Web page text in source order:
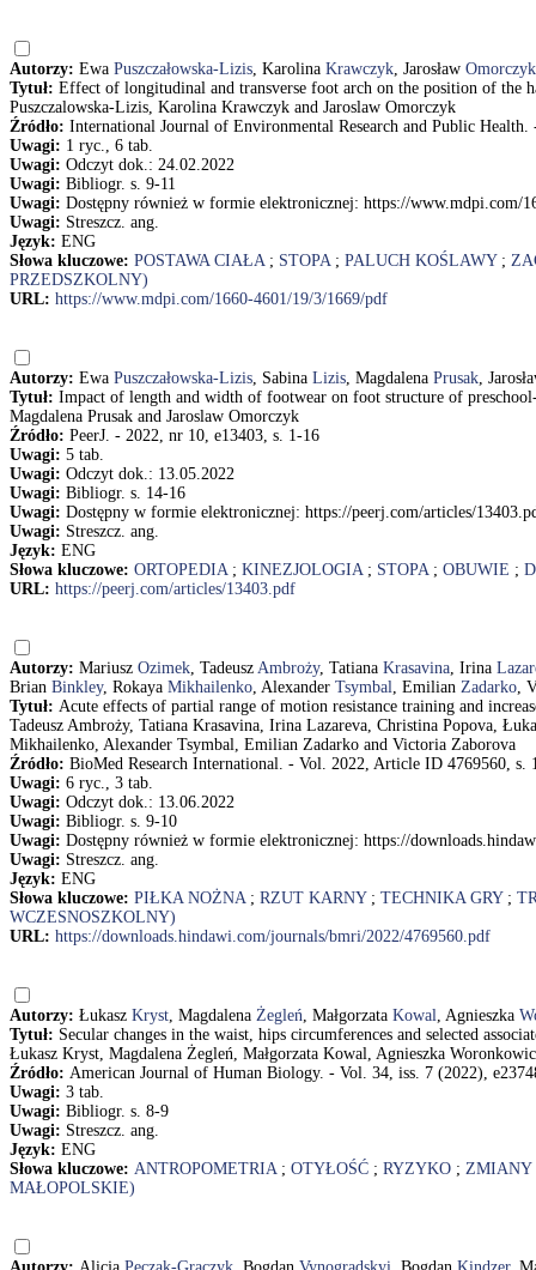
Autorzy: Ewa Puszczałowska-Lizis, Karolina Krawczyk, Jarosław Omorczyk
Tytuł: Effect of longitudinal and transverse foot arch on the position of
Puszczalowska-Lizis, Karolina Krawczyk and Jaroslaw Omorczyk
Źródło: International Journal of Environmental Research and Public
Uwagi: 1 ryc., 6 tab.
Uwagi: Odczyt dok.: 24.02.2022
Uwagi: Bibliogr. s. 9-11
Uwagi: Dostępny również w formie elektronicznej: https://www.mdpi.com/
Uwagi: Streszcz. ang.
Język: ENG
Słowa kluczowe: POSTAWA CIAŁA; STOPA; PALUCH KOŚLAWY;
PRZEDSZKOLNY)
URL: https://www.mdpi.com/1660-4601/19/3/1669/pdf
Autorzy: Ewa Puszczałowska-Lizis, Sabina Lizis, Magdalena Prusak,
Tytuł: Impact of length and width of footwear on foot structure of
Magdalena Prusak and Jaroslaw Omorczyk
Źródło: PeerJ. - 2022, nr 10, e13403, s. 1-16
Uwagi: 5 tab.
Uwagi: Odczyt dok.: 13.05.2022
Uwagi: Bibliogr. s. 14-16
Uwagi: Dostępny w formie elektronicznej: https://peerj.com/articles/
Uwagi: Streszcz. ang.
Język: ENG
Słowa kluczowe: ORTOPEDIA; KINEZJOLOGIA; STOPA; OBUWIE ;
URL: https://peerj.com/articles/13403.pdf
Autorzy: Mariusz Ozimek, Tadeusz Ambroży, Tatiana Krasavina, Irina
Brian Binkley, Rokaya Mikhailenko, Alexander Tsymbal, Emilian Zadarko,
Tytuł: Acute effects of partial range of motion resistance training and
Tadeusz Ambroży, Tatiana Krasavina, Irina Lazareva, Christina Popova,
Mikhailenko, Alexander Tsymbal, Emilian Zadarko and Victoria Zaborova
Źródło: BioMed Research International. - Vol. 2022, Article ID 4769560, s.
Uwagi: 6 ryc., 3 tab.
Uwagi: Odczyt dok.: 13.06.2022
Uwagi: Bibliogr. s. 9-10
Uwagi: Dostępny również w formie elektronicznej: https://
Uwagi: Streszcz. ang.
Język: ENG
Słowa kluczowe: PIŁKA NOŻNA; RZUT KARNY; TECHNIKA GRY;
WCZESNOSZKOLNY)
URL: https://downloads.hindawi.com/journals/bmri/2022/4769560.pdf
Autorzy: Łukasz Kryst, Magdalena Żegleń, Małgorzata Kowal, Agnieszka
Tytuł: Secular changes in the waist, hips circumferences and selected
Łukasz Kryst, Magdalena Żegleń, Małgorzata Kowal, Agnieszka
Źródło: American Journal of Human Biology. - Vol. 34, iss. 7 (2022),
Uwagi: 3 tab.
Uwagi: Bibliogr. s. 8-9
Uwagi: Streszcz. ang.
Język: ENG
Słowa kluczowe: ANTROPOMETRIA; OTYŁOŚĆ ; RYZYKO ; ZMIANY
MAŁOPOLSKIE)